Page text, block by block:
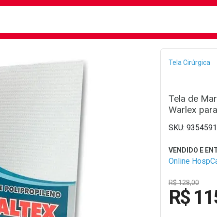
Tela Cirúrgica
Tela de
Warlex
Online
R$ 128,00
R$